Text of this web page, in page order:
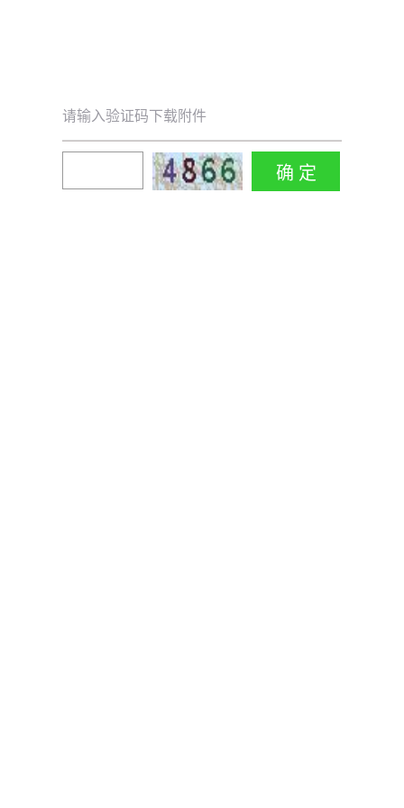
请输入验证码下载附件